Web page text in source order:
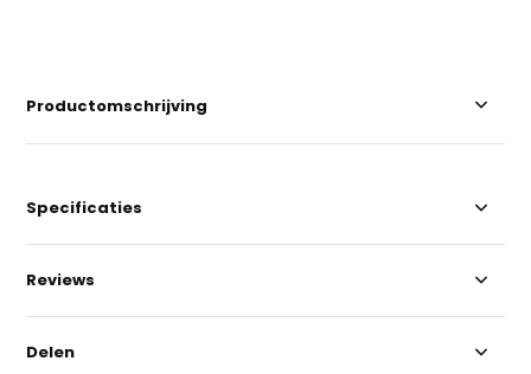
Productomschrijving
Specificaties
Reviews
Delen